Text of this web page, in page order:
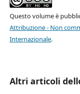
Questo volume è
Attribuzione - Non
Internazionale.
Altri articoli